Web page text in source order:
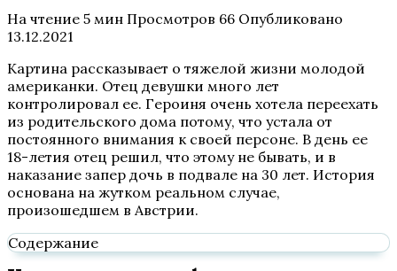
На чтение 5 мин Просмотров 66 Опубликовано
13.12.2021
Картина рассказывает о тяжелой жизни молодой
американки. Отец девушки много лет
контролировал ее. Героиня очень хотела переехать
из родительского дома потому, что устала от
постоянного внимания к своей персоне. В день ее
18-летия отец решил, что этому не бывать, и в
наказание запер дочь в подвале на 30 лет. История
основана на жутком реальном случае,
произошедшем в Австрии.
Содержание